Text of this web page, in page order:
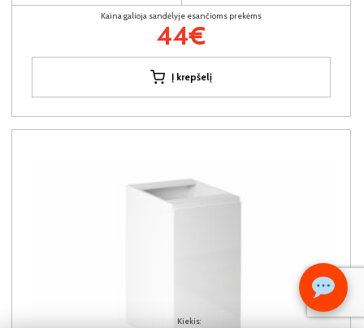
Kiekis:
Kaina galioja sandėlyje esančioms prekėms
44€
Į krepšelį